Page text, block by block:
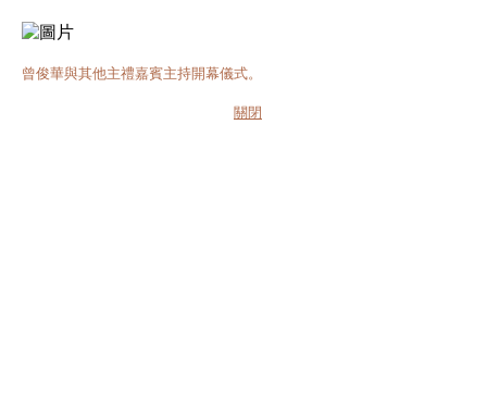
曾俊華與其他主禮嘉賓主持開幕儀式。
關閉